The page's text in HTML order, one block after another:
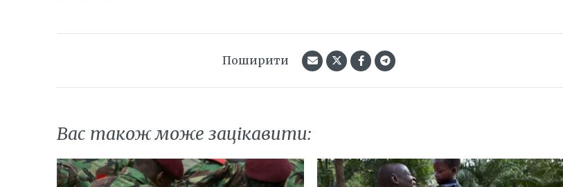
Поширити
Вас також може зацікавити: